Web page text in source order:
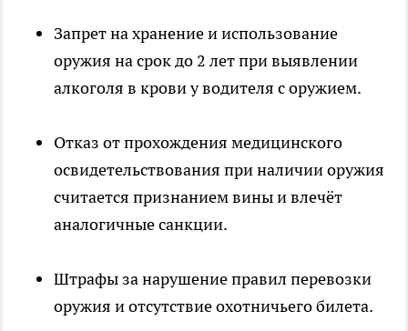
Запрет на хранение и использование
оружия на срок до 2 лет при выявлении
алкоголя в крови у водителя с оружием.
Отказ от прохождения медицинского
освидетельствования при наличии оружия
считается признанием вины и влечёт
аналогичные санкции.
Штрафы за нарушение правил перевозки
оружия и отсутствие охотничьего билета.